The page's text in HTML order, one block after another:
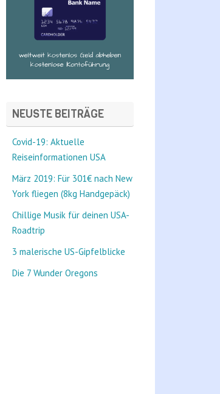
NEUSTE BEITRÄGE
Covid-19: Aktuelle
Reiseinformationen USA
März 2019: Für 301€ nach New
York fliegen (8kg Handgepäck)
Chillige Musik für deinen USA-
Roadtrip
3 malerische US-Gipfelblicke
Die 7 Wunder Oregons